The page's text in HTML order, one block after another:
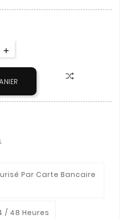
Par Carte Bancaire
/ 48 Heures